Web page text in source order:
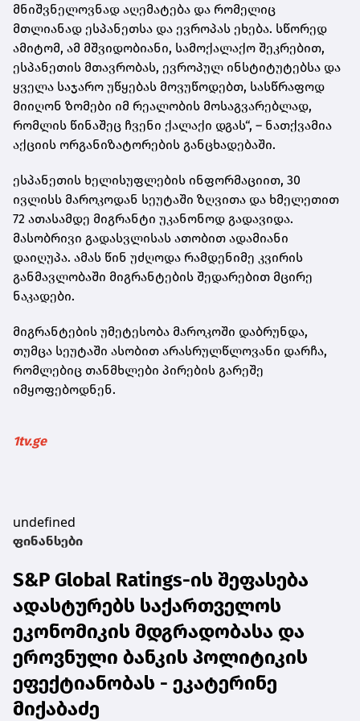
მნიშვნელოვნად აღემატება და რომელიც
მთლიანად ესპანეთსა და ევროპას ეხება. სწორედ
ამიტომ, ამ მშვიდობიანი, სამოქალაქო შეკრებით,
ესპანეთის მთავრობას, ევროპულ ინსტიტუტებსა და
ყველა საჯარო უწყებას მოვუწოდებთ, სასწრაფოდ
მიიღონ ზომები იმ რეალობის მოსაგვარებლად,
რომლის წინაშეც ჩვენი ქალაქი დგას“, – ნათქვამია
აქციის ორგანიზატორების განცხადებაში.
ესპანეთის ხელისუფლების ინფორმაციით, 30
ივლისს მაროკოდან სეუტაში ზღვითა და ხმელეთით
72 ათასამდე მიგრანტი უკანონოდ გადავიდა.
მასობრივი გადასვლისას ათობით ადამიანი
დაიღუპა. ამას წინ უძღოდა რამდენიმე კვირის
განმავლობაში მიგრანტების შედარებით მცირე
ნაკადები.
მიგრანტების უმეტესობა მაროკოში დაბრუნდა,
თუმცა სეუტაში ასობით არასრულწლოვანი დარჩა,
რომლებიც თანმხლები პირების გარეშე
იმყოფებოდნენ.
1tv.ge
undefined
ფინანსები
S&P Global Ratings-ის შეფასება
ადასტურებს საქართველოს
ეკონომიკის მდგრადობასა და
ეროვნული ბანკის პოლიტიკის
ეფექტიანობას - ეკატერინე
მიქაბაძე